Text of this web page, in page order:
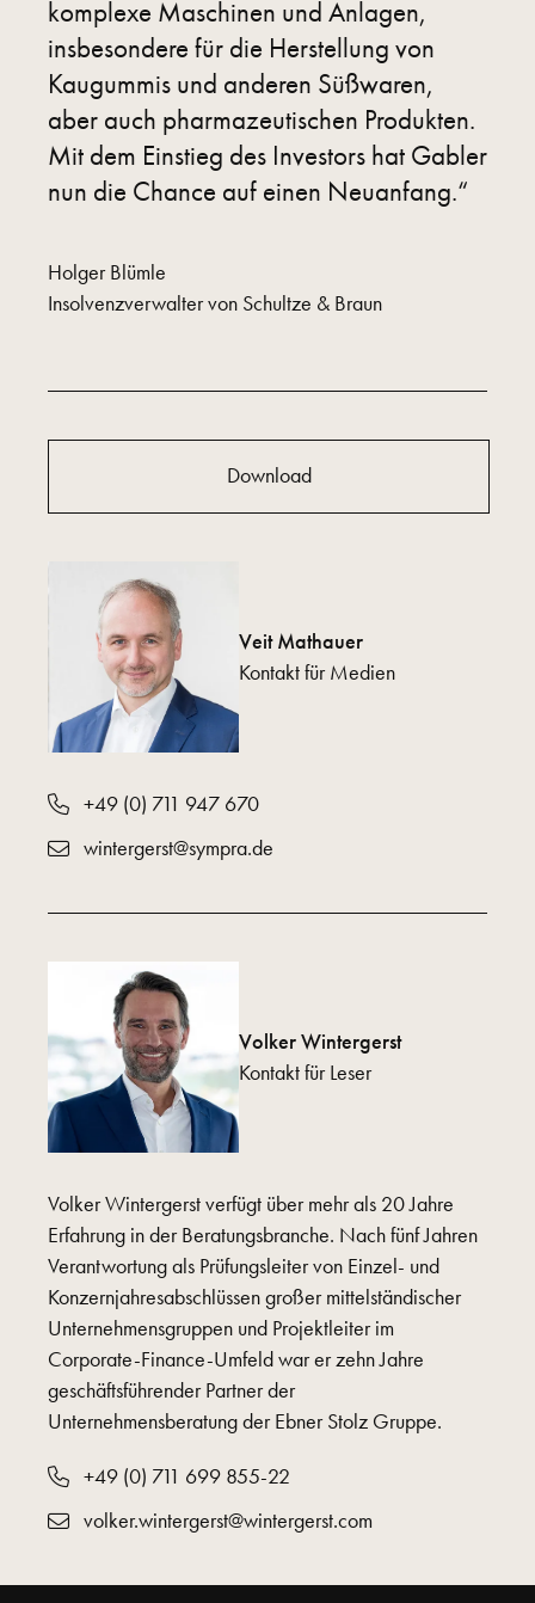
komplexe Maschinen und Anlagen,
insbesondere für die Herstellung von
Kaugummis und anderen Süßwaren,
aber auch pharmazeutischen Produkten.
Mit dem Einstieg des Investors hat Gabler
nun die Chance auf einen Neuanfang.“
Holger Blümle
Insolvenzverwalter von Schultze & Braun
Download
Veit Mathauer
Kontakt für Medien
+49 (0) 711 947 670
wintergerst@sympra.de
Volker Wintergerst
Kontakt für Leser
Volker Wintergerst verfügt über mehr als 20 Jahre
Erfahrung in der Beratungsbranche. Nach fünf Jahren
Verantwortung als Prüfungsleiter von Einzel- und
Konzernjahresabschlüssen großer mittelständischer
Unternehmensgruppen und Projektleiter im
Corporate-Finance-Umfeld war er zehn Jahre
geschäftsführender Partner der
Unternehmensberatung der Ebner Stolz Gruppe.
+49 (0) 711 699 855-22
volker.wintergerst@wintergerst.com